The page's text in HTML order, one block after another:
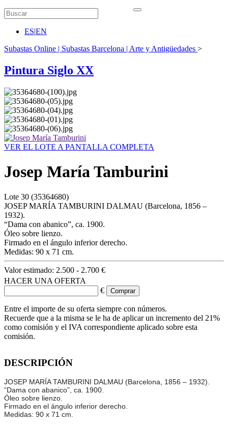
ES|EN
Subastas Online | Subastas Barcelona | Arte y Antigüedades >
Pintura Siglo XX
VER EL LOTE A PANTALLA COMPLETA
Josep María Tamburini
Lote 30 (35364680)
JOSEP MARÍA TAMBURINI DALMAU (Barcelona, 1856 –
1932).
“Dama con abanico”, ca. 1900.
Óleo sobre lienzo.
Firmado en el ángulo inferior derecho.
Medidas: 90 x 71 cm.
Valor estimado: 2.500 - 2.700 €
HACER UNA OFERTA
€
Entre el importe de su oferta siempre con números.
Recuerde que a la misma se le ha de aplicar un incremento del 21%
como comisión y el IVA correspondiente aplicado sobre esta
comisión.
DESCRIPCIÓN
JOSEP MARÍA TAMBURINI DALMAU (Barcelona, 1856 – 1932).
“Dama con abanico”, ca. 1900.
Óleo sobre lienzo.
Firmado en el ángulo inferior derecho.
Medidas: 90 x 71 cm.